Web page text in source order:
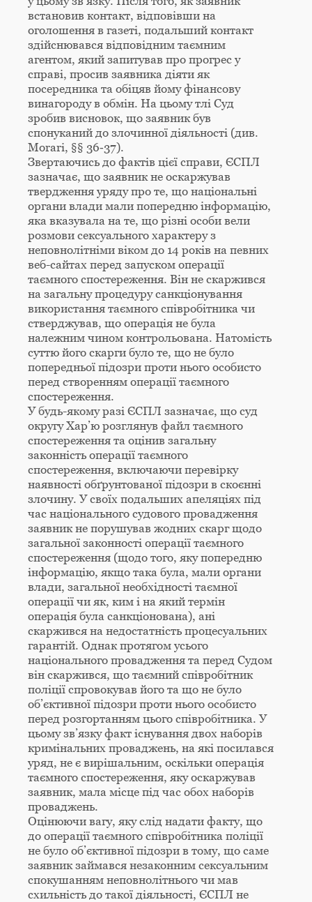
встановив контакт, відповівши на
оголошення в газеті, подальший контакт
здійснювався відповідним таємним
агентом, який запитував про прогрес у
справі, просив заявника діяти як
посередника та обіцяв йому фінансову
винагороду в обмін. На цьому тлі Суд
зробив висновок, що заявник був
спонуканий до злочинної діяльності (див.
Morari, §§ 36‑37).
Звертаючись до фактів цієї справи, ЄСПЛ
зазначає, що заявник не оскаржував
твердження уряду про те, що національні
органи влади мали попередню інформацію,
яка вказувала на те, що різні особи вели
розмови сексуального характеру з
неповнолітніми віком до 14 років на певних
веб-сайтах перед запуском операції
таємного спостереження. Він не скаржився
на загальну процедуру санкціонування
використання таємного співробітника чи
стверджував, що операція не була
належним чином контрольована. Натомість
суттю його скарги було те, що не було
попередньої підозри проти нього особисто
перед створенням операції таємного
спостереження.
У будь-якому разі ЄСПЛ зазначає, що суд
округу Хар’ю розглянув файл таємного
спостереження та оцінив загальну
законність операції таємного
спостереження, включаючи перевірку
наявності обґрунтованої підозри в скоєнні
злочину. У своїх подальших апеляціях під
час національного судового провадження
заявник не порушував жодних скарг щодо
загальної законності операції таємного
спостереження (щодо того, яку попередню
інформацію, якщо така була, мали органи
влади, загальної необхідності таємної
операції чи як, ким і на який термін
операція була санкціонована), ані
скаржився на недостатність процесуальних
гарантій. Однак протягом усього
національного провадження та перед Судом
він скаржився, що таємний співробітник
поліції спровокував його та що не було
об’єктивної підозри проти нього особисто
перед розгортанням цього співробітника. У
цьому зв’язку факт існування двох наборів
кримінальних проваджень, на які посилався
уряд, не є вирішальним, оскільки операція
таємного спостереження, яку оскаржував
заявник, мала місце під час обох наборів
проваджень.
Оцінюючи вагу, яку слід надати факту, що
до операції таємного співробітника поліції
не було об’єктивної підозри в тому, що саме
заявник займався незаконним сексуальним
спокушанням неповнолітнього чи мав
схильність до такої діяльності, ЄСПЛ не